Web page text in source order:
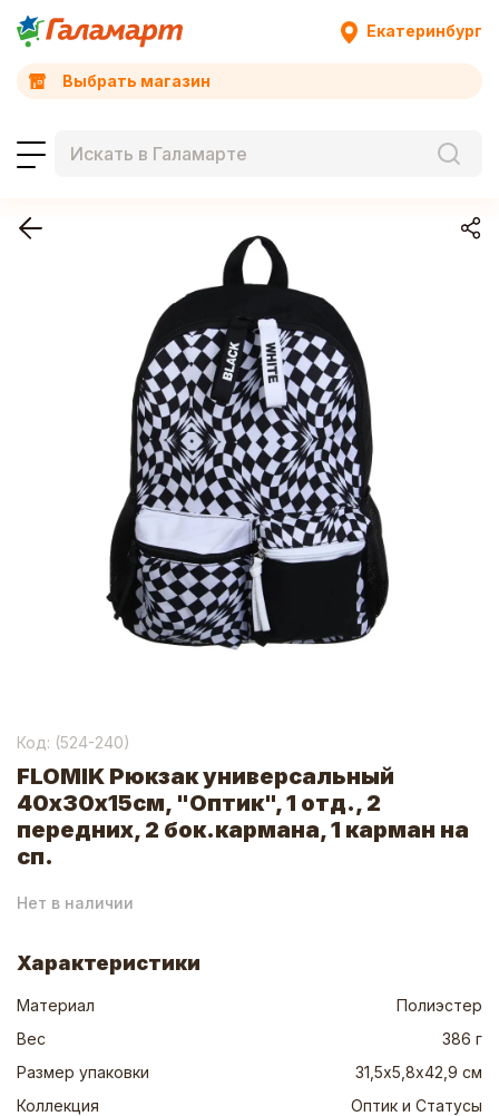
Екатеринбург
Выбрать магазин
Код: (524-240)
FLOMIK Рюкзак универсальный
40х30х15см, "Оптик", 1 отд., 2
передних, 2 бок.кармана, 1 карман на
сп.
Нет в наличии
Характеристики
Материал
Полиэстер
Вес
386 г
Размер упаковки
31,5х5,8х42,9 см
Коллекция
Оптик и Статусы